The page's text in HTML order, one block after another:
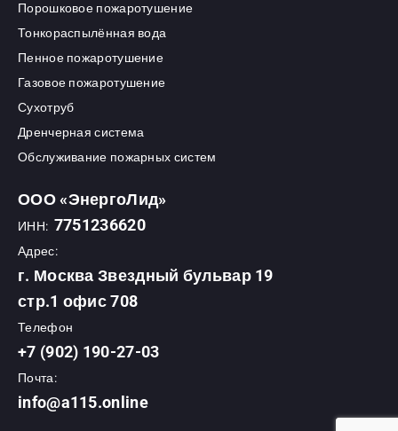
Порошковое пожаротушение
Тонкораспылённая вода
Пенное пожаротушение
Газовое пожаротушение
Сухотруб
Дренчерная система
Обслуживание пожарных систем
ООО «ЭнергоЛид»
ИНН: 7751236620
Адрес:
г. Москва Звездный бульвар 19
стр.1 офис 708
Телефон
+7 (902) 190-27-03
Почта:
info@a115.online